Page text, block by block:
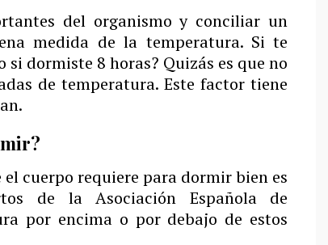
del organismo y conciliar un
medida de la temperatura. Si te
si dormiste 8 horas? Quizás es que no
de temperatura. Este factor tiene
cuerpo requiere para dormir bien es
de la Asociación Española de
por encima o por debajo de estos